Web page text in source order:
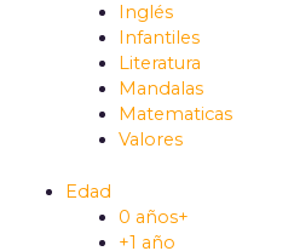
Inglés
Infantiles
Literatura
Mandalas
Matematicas
Valores
Edad
0 años+
+1 año